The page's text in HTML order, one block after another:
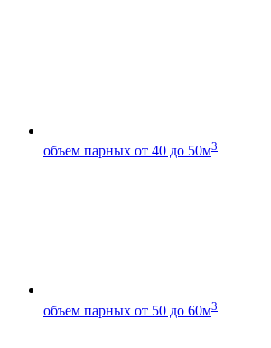
объем парных от 40 до 50м3
объем парных от 50 до 60м3